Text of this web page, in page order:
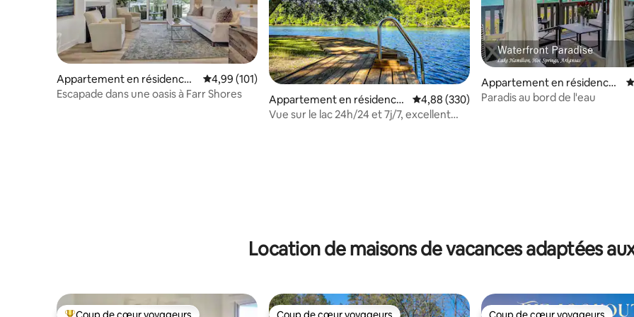
Appartement en résidence ⋅
Garland County
Évaluation moyenne sur la base de 101 commentaires : 4,99 sur 5
4,99 (101)
Escapade dans une oasis à Farr Shores
Appartement en résidence
⋅ Whittington Township
Évaluation moyenne sur la base de 330
4,88 (330)
Vue sur le lac 24h/24 et 7j/7, excellent
Appartement en résidence ⋅
Hot Springs
Paradis au bord de l'eau
Location de maisons de vacances adaptées